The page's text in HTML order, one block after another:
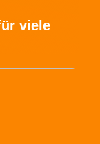
viele